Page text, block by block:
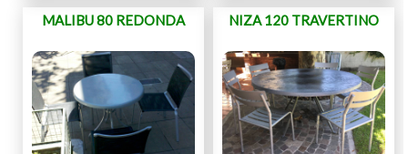
MALIBU 80 REDONDA NIZA 120 TRAVERTINO